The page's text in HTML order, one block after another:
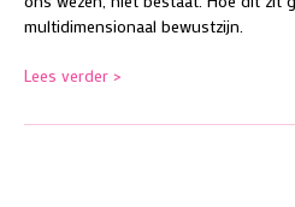
multidimensionaal bewustzijn.
Lees verder >